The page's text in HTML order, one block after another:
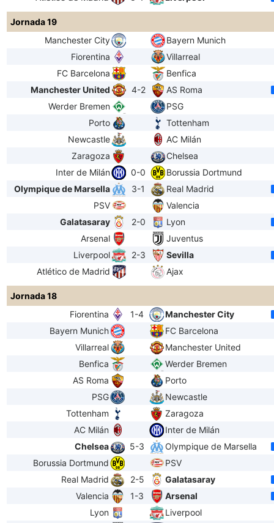
Jornada 19
Manchester City
Bayern Munich
Fiorentina
Villarreal
FC Barcelona
Benfica
Manchester United
4-2
AS Roma
Werder Bremen
PSG
Porto
Tottenham
Newcastle
AC Milán
Zaragoza
Chelsea
Inter de Milán
0-0
Borussia Dortmund
Olympique de Marsella
3-1
Real Madrid
PSV
Valencia
Galatasaray
2-0
Lyon
Arsenal
Juventus
Liverpool
2-3
Sevilla
Atlético de Madrid
Ajax
Jornada 18
Fiorentina
1-4
Manchester City
Bayern Munich
FC Barcelona
Villarreal
Manchester United
Benfica
Werder Bremen
AS Roma
Porto
PSG
Newcastle
Tottenham
Zaragoza
AC Milán
Inter de Milán
Chelsea
5-3
Olympique de Marsella
Borussia Dortmund
PSV
Real Madrid
2-5
Galatasaray
Valencia
1-3
Arsenal
Lyon
Liverpool